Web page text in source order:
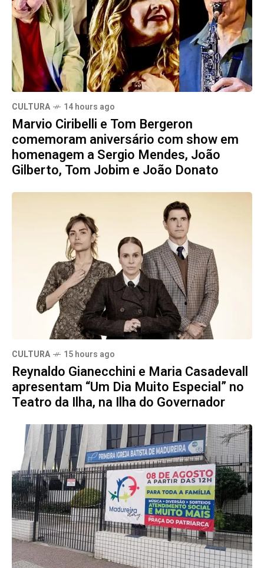
CULTURA 14 hours ago
Marvio Ciribelli e Tom Bergeron
comemoram aniversário com show em
homenagem a Sergio Mendes, João
Gilberto, Tom Jobim e João Donato
CULTURA 15 hours ago
Reynaldo Gianecchini e Maria Casadevall
apresentam “Um Dia Muito Especial” no
Teatro da Ilha, na Ilha do Governador